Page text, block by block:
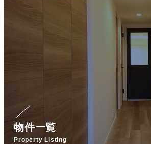
物件一覧
Property Listing